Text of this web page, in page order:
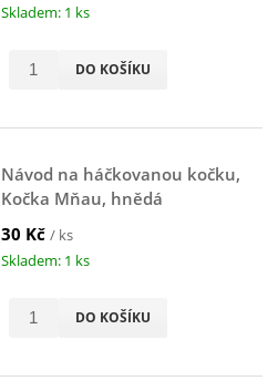
Skladem: 1 ks
DO KOŠÍKU
Návod na háčkovanou kočku,
Kočka Mňau, hnědá
30 Kč / ks
Skladem: 1 ks
DO KOŠÍKU